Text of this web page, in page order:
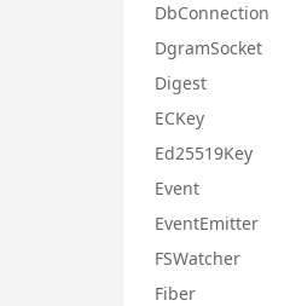
DbConnection
DgramSocket
Digest
ECKey
Ed25519Key
Event
EventEmitter
FSWatcher
Fiber